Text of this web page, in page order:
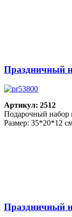
Праздничный
Артикул: 2512
Подарочный набор
Размер: 35*20*12
Праздничный